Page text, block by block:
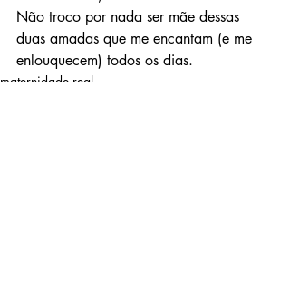
Não troco por nada ser mãe dessas
duas amadas que me encantam (e me
enlouquecem) todos os dias.
maternidade real